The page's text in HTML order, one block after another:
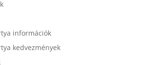
információk
kedvezmények